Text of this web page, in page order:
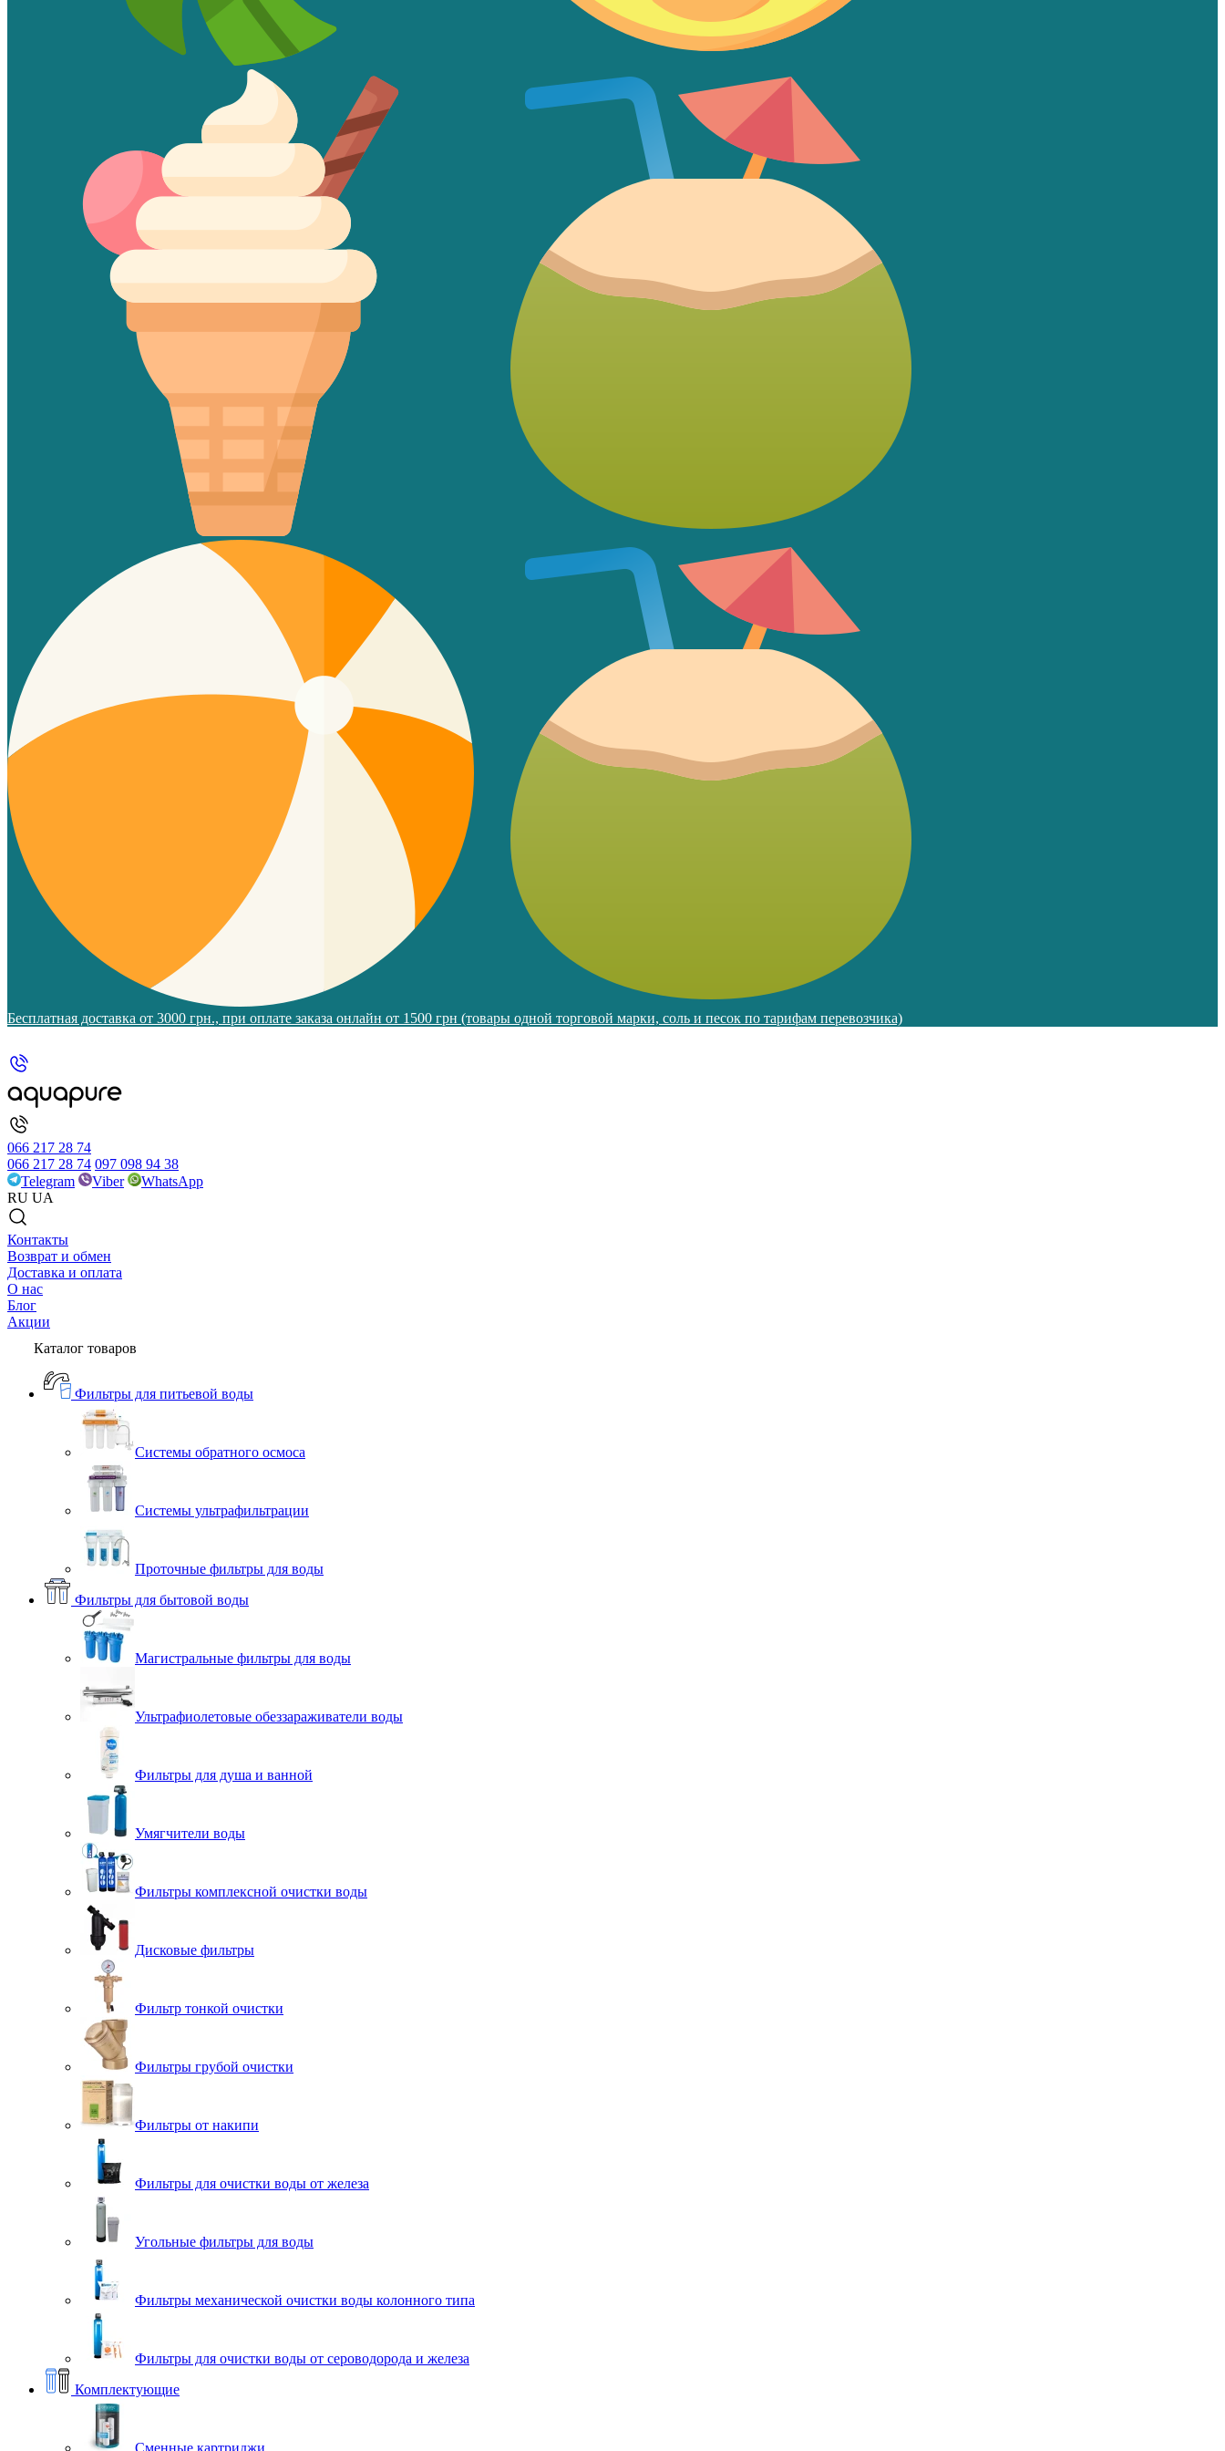
Бесплатная доставка от 3000 грн., при оплате заказа онлайн от 1500 грн (товары одной торговой марки, соль и песок по тарифам перевозчика)
066 217 28 74
066 217 28 74 097 098 94 38
Telegram
Viber
WhatsApp
RU UA
Контакты
Возврат и обмен
Доставка и оплата
О нас
Блог
Акции
Каталог товаров
Фильтры для питьевой воды
Системы обратного осмоса
Системы ультрафильтрации
Проточные фильтры для воды
Фильтры для бытовой воды
Магистральные фильтры для воды
Ультрафиолетовые обеззараживатели воды
Фильтры для душа и ванной
Умягчители воды
Фильтры комплексной очистки воды
Дисковые фильтры
Фильтр тонкой очистки
Фильтры грубой очистки
Фильтры от накипи
Фильтры для очистки воды от железа
Угольные фильтры для воды
Фильтры механической очистки воды колонного типа
Фильтры для очистки воды от сероводорода и железа
Комплектующие
Сменные картриджи